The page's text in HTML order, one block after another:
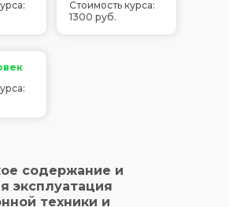
Стоимость курса:
1300 руб.
содержание и
эксплуатация
техники и